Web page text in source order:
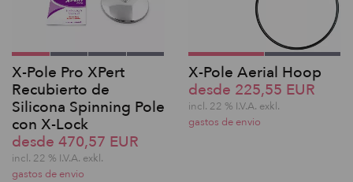
X-Pole Pro XPert
Recubierto de
Silicona Spinning Pole
con X-Lock
desde 470,57 EUR
incl. 22 % I.V.A. exkl.
gastos de envio
X-Pole Aerial Hoop
desde 225,55 EUR
incl. 22 % I.V.A. exkl.
gastos de envio